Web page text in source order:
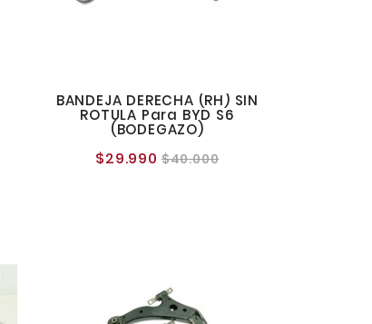
BANDEJA DERECHA (RH) SIN
ROTULA Para BYD S6
(BODEGAZO)
$29.990 Precio
$40.000Precio